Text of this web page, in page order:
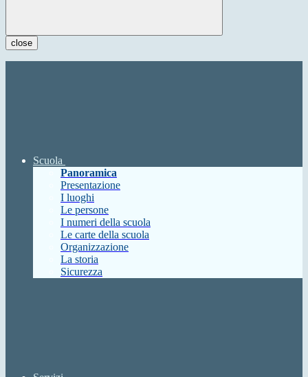
close
Scuola
Panoramica
Presentazione
I luoghi
Le persone
I numeri della scuola
Le carte della scuola
Organizzazione
La storia
Sicurezza